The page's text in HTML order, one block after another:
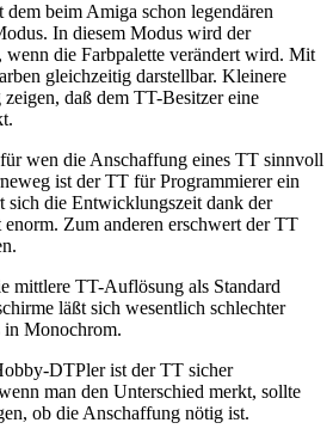
beim Amiga schon legendären
In diesem Modus wird der
die Farbpalette verändert wird. Mit
gleichzeitig darstellbar. Kleinere
daß dem TT-Besitzer eine
wen die Anschaffung eines TT sinnvoll
ist der TT für Programmierer ein
sich die Entwicklungszeit dank der
Zum anderen erschwert der TT
mittlere TT-Auflösung als Standard
läßt sich wesentlich schlechter
in Monochrom.
DTPler ist der TT sicher
man den Unterschied merkt, sollte
ob die Anschaffung nötig ist.